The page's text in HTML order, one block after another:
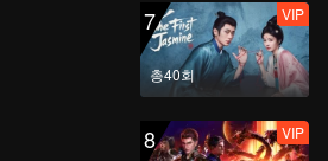
7
총40회
VIP
8 VIP